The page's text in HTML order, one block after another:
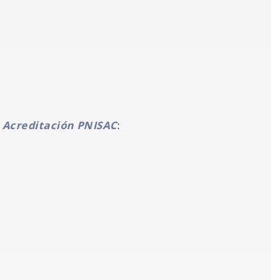
Acreditación PNISAC: